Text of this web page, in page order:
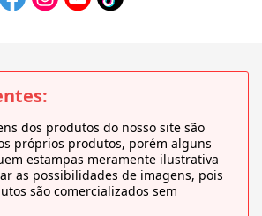
dos produtos do nosso site são
próprios produtos, porém alguns
estampas meramente ilustrativa
as possibilidades de imagens, pois
são comercializados sem